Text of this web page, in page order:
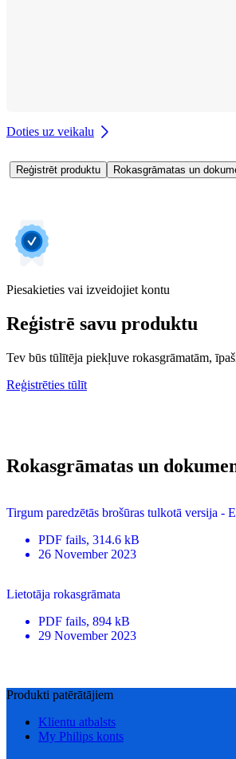
Doties uz veikalu
Reģistrēt produktu Rokasgrāmatas un
Piesakieties vai izveidojiet kontu
Reģistrē savu produktu
Tev būs tūlītēja piekļuve rokasgrāmatām,
Reģistrēties tūlīt
Rokasgrāmatas un
Tirgum paredzētās brošūras tulkotā versija -
PDF fails, 314.6 kB
26 November 2023
Lietotāja rokasgrāmata
PDF fails, 894 kB
29 November 2023
Produkti patērātājiem
Klientu atbalsts
My Philips konts